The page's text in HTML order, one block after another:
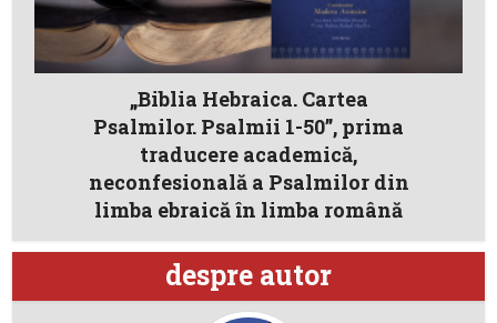
„Biblia Hebraica. Cartea
Psalmilor. Psalmii 1-50”, prima
traducere academică,
neconfesională a Psalmilor din
limba ebraică în limba română
despre autor